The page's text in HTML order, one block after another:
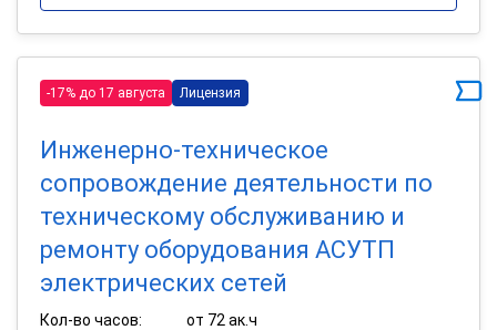
-17% до 17 августа Лицензия
Инженерно-техническое
сопровождение деятельности по
техническому обслуживанию и
ремонту оборудования АСУТП
электрических сетей
Кол-во часов:
от 72 ак.ч